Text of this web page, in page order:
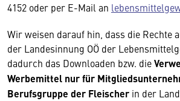
4152 oder per E-Mail an
Wir weisen darauf hin, dass die Rechte
der Landesinnung OÖ der
dadurch das Downloaden bzw. die
Werbemittel nur für
Berufsgruppe der Fleischer in der